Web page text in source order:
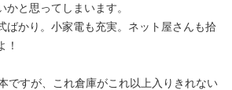
と思ってしまいます。
ばかり。小家電も充実。ネット屋さんも拾
！
ですが、これ倉庫がこれ以上入りきれない